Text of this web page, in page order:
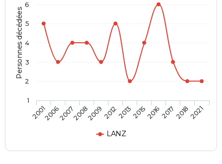
Personnes décédées
LANZ
200120062007200820092012201320152016201720182021
1
2
3
4
5
6